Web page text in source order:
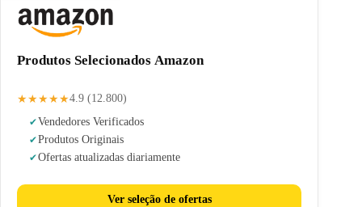
Produtos Selecionados Amazon
★★★★★4.9 (12.800)
Vendedores Verificados
Produtos Originais
Ofertas atualizadas diariamente
Ver seleção de ofertas